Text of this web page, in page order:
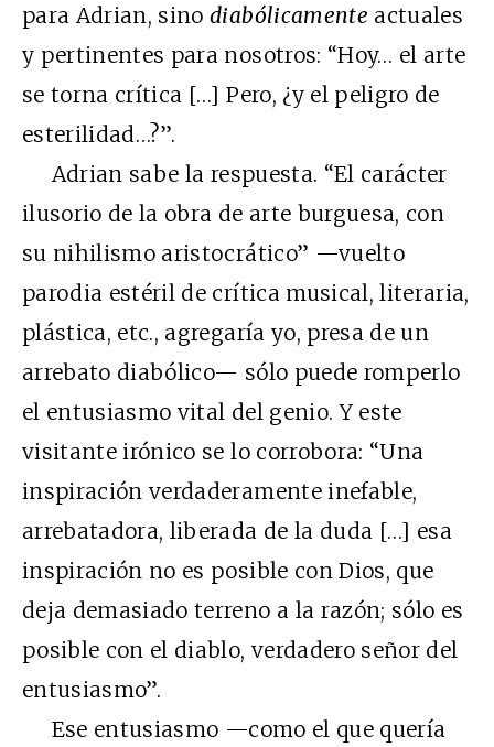
para Adrian, sinodiabólicamente actuales
y pertinentes para nosotros: “Hoy… el arte
se torna crítica […] Pero, ¿y el peligro de
esterilidad…?”.
Adrian sabe la respuesta. “El carácter
ilusorio de la obra de arte burguesa, con
su nihilismo aristocrático” —vuelto
parodia estéril de crítica musical, literaria,
plástica, etc., agregaría yo, presa de un
arrebato diabólico— sólo puede romperlo
el entusiasmo vital del genio. Y este
visitante irónico se lo corrobora: “Una
inspiración verdaderamente inefable,
arrebatadora, liberada de la duda […] esa
inspiración no es posible con Dios, que
deja demasiado terreno a la razón; sólo es
posible con el diablo, verdadero señor del
entusiasmo”.
Ese entusiasmo —como el que quería